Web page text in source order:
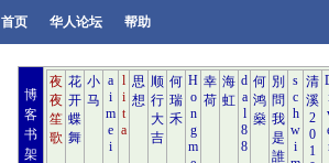
首页 华人论坛 帮助
博
客
书
架